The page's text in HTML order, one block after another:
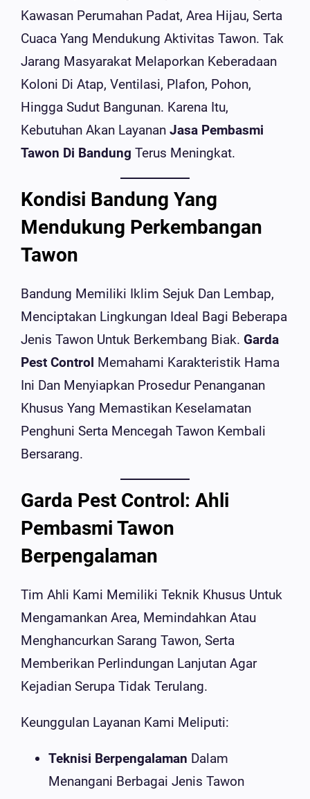
Kawasan Perumahan Padat, Area Hijau, Serta
Cuaca Yang Mendukung Aktivitas Tawon. Tak
Jarang Masyarakat Melaporkan Keberadaan
Koloni Di Atap, Ventilasi, Plafon, Pohon,
Hingga Sudut Bangunan. Karena Itu,
Kebutuhan Akan Layanan Jasa Pembasmi
Tawon Di Bandung Terus Meningkat.
Kondisi Bandung Yang
Mendukung Perkembangan
Tawon
Bandung Memiliki Iklim Sejuk Dan Lembap,
Menciptakan Lingkungan Ideal Bagi Beberapa
Jenis Tawon Untuk Berkembang Biak. Garda
Pest Control Memahami Karakteristik Hama
Ini Dan Menyiapkan Prosedur Penanganan
Khusus Yang Memastikan Keselamatan
Penghuni Serta Mencegah Tawon Kembali
Bersarang.
Garda Pest Control: Ahli
Pembasmi Tawon
Berpengalaman
Tim Ahli Kami Memiliki Teknik Khusus Untuk
Mengamankan Area, Memindahkan Atau
Menghancurkan Sarang Tawon, Serta
Memberikan Perlindungan Lanjutan Agar
Kejadian Serupa Tidak Terulang.
Keunggulan Layanan Kami Meliputi:
Teknisi Berpengalaman Dalam
Menangani Berbagai Jenis Tawon